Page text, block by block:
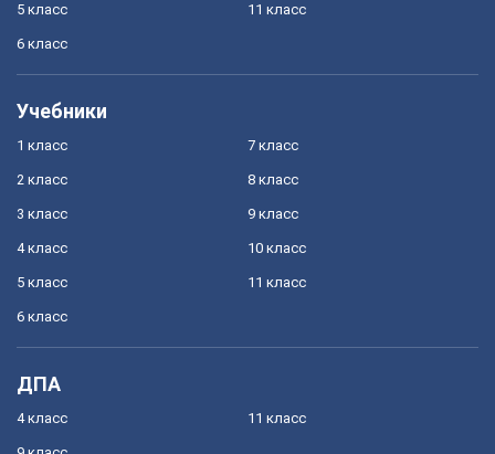
5 класс
6 класс
11 класс
Учебники
1 класс
2 класс
3 класс
4 класс
5 класс
6 класс
7 класс
8 класс
9 класс
10 класс
11 класс
ДПА
4 класс 11 класс